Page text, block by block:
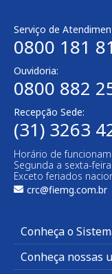
Serviço de
0800 181
Ouvidoria:
0800 882
Recepção Sede:
(31) 3263
Horário de
Segunda a sexta-
Exceto feriados
crc@fiemg.com.br
Conheça o
Conheça nossas